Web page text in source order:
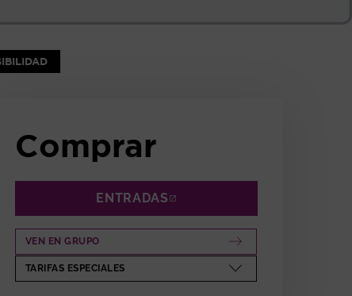
Comprar
ENTRADAS
VEN EN GRUPO
TARIFAS ESPECIALES